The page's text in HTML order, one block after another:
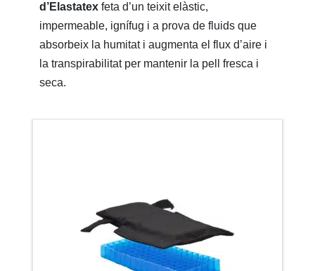
d’Elastatex feta d’un teixit elàstic,
impermeable, ignífug i a prova de fluids que
absorbeix la humitat i augmenta el flux d’aire i
la transpirabilitat per mantenir la pell fresca i
seca.